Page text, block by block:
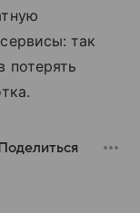
так
потерять